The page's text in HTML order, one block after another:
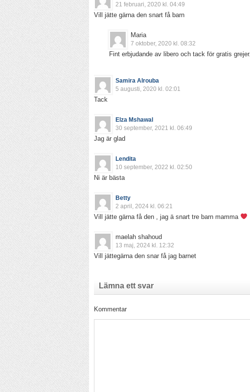
21 februari, 2020 kl. 04:49
Vill jätte gärna den snart få barn
Maria
7 oktober, 2020 kl. 08:32
Fint erbjudande av libero och tack för gratis grejer.
Samira Alrouba
5 augusti, 2020 kl. 02:01
Tack
Elza Mshawal
30 september, 2021 kl. 06:49
Jag är glad
Lendita
10 september, 2022 kl. 02:50
Ni är bästa
Betty
2 april, 2024 kl. 06:21
Vill jätte gärna få den , jag ä snart tre barn mamma
maelah shahoud
13 maj, 2024 kl. 12:32
Vill jättegärna den snar få jag barnet
Lämna ett svar
Kommentar